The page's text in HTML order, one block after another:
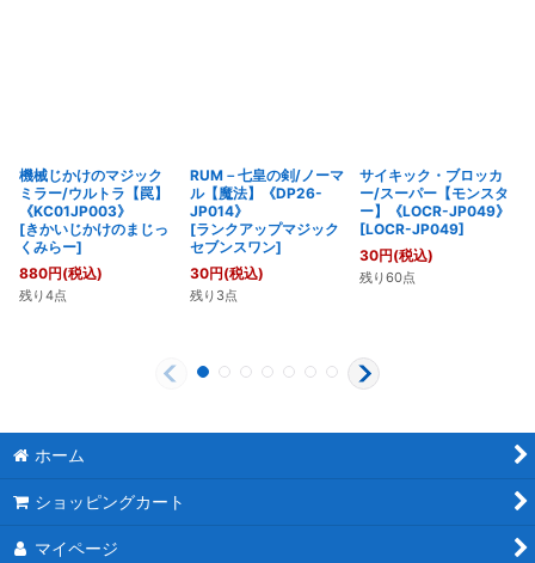
機械じかけのマジック
ミラー/ウルトラ【罠】
《KC01JP003》
[きかいじかけのまじっ
くみらー]
880円(税込)
残り4点
RUM－七皇の剣/ノーマ
ル【魔法】《DP26-
JP014》
[ランクアップマジック
セブンスワン]
30円(税込)
残り3点
サイキック・ブロッカ
ー/スーパー【モンスタ
ー】《LOCR-JP049》
[LOCR-JP049]
30円(税込)
残り60点
ホーム
ショッピングカート
マイページ